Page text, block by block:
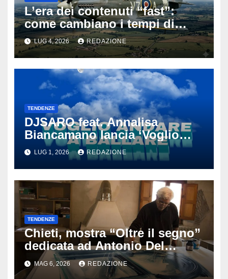
L’era dei contenuti “fast”:
come cambiano i tempi di
attenzione nell’intrattenimento
digitale
LUG 4, 2026 REDAZIONE
TENDENZE
DJSARO feat. Annalisa
Biancamano lancia ‘Voglio
andare a ballare’: il
tormentone latino che punta a
conquistare l’estate 2026
LUG 1, 2026 REDAZIONE
TENDENZE
Chieti, mostra “Oltre il segno”
dedicata ad Antonio Del
Donno: opere e sculture nel
cuore della città
MAG 6, 2026 REDAZIONE